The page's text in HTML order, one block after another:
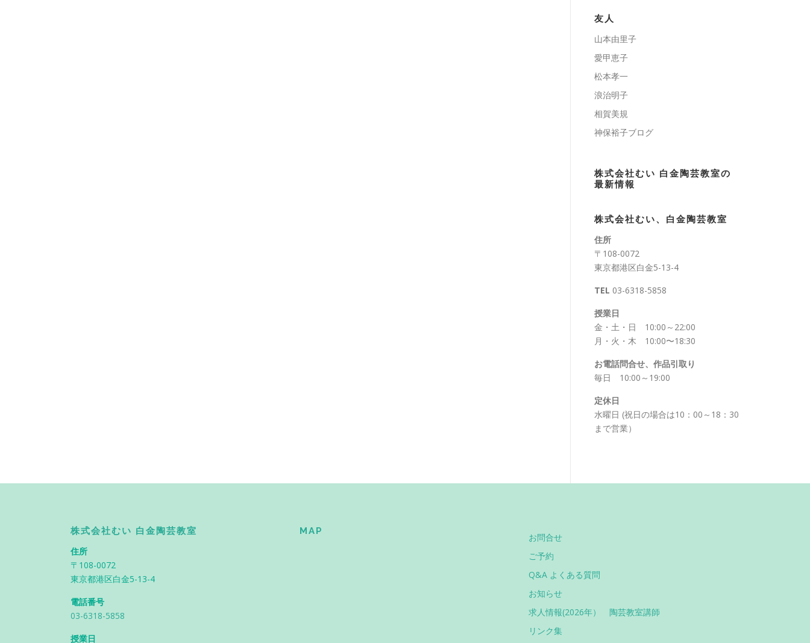
リ
ー
友人
山本由里子
愛甲恵子
松本孝一
浪治明子
相賀美規
神保裕子ブログ
株式会社むい 白金陶芸教室の
最新情報
株式会社むい、白金陶芸教室
住所
〒108-0072
東京都港区白金5-13-4
TEL 03-6318-5858
授業日
金・土・日 10:00～22:00
月・火・木 10:00〜18:30
お電話問合せ、作品引取り
毎日 10:00～19:00
定休日
水曜日 (祝日の場合は10：00～18：30
まで営業）
株式会社むい 白金陶芸教室
住所
〒108-0072
東京都港区白金5-13-4
電話番号
03-6318-5858
授業日
MAP
お問合せ
ご予約
Q&A よくある質問
お知らせ
求人情報(2026年） 陶芸教室講師
リンク集